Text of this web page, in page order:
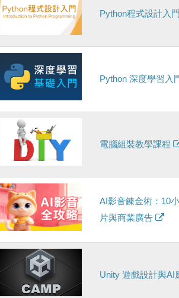
Python程式設計入門
Python 深度學習入
電腦組裝教學課程
AI影音鍊金術：10
片與商業廣告
Unity 遊戲設計與AI